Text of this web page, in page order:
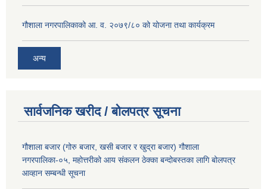
गौशाला नगरपालिकाको आ. व. २०७९/८० को योजना तथा कार्यक्रम
अन्य
सार्वजनिक खरीद / बोलपत्र सूचना
गौशाला बजार (गोरु बजार, खसी बजार र खुद्रा बजार) गौशाला
नगरपालिका-०५, महोत्तरीको आय संकलन ठेक्का बन्दोबस्तका लागि बोलपत्र
आव्हान सम्बन्धी सूचना